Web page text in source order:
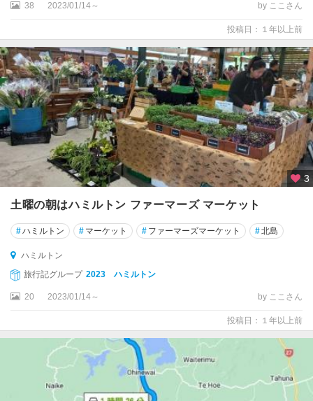
ー
ー
ズ
・
パ
ス
国
立
公
周
辺
ン
ー
カ
ギ
38 2023/01/14～ by ここさん
投稿日：１年以上前
3
土曜の朝はハミルトン ファーマーズ マーケット
#ハミルトン # マーケット # ファーマーズマーケット #北島
ハミルトン
旅行記グループ 2023 ハミルトン
20 2023/01/14～ by ここさん
投稿日：１年以上前